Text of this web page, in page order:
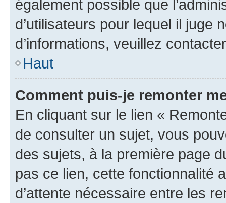
également possible que
d’utilisateurs pour lequel il juge
d’informations, veuillez
Haut
Comment puis-je remonter
En cliquant sur le lien «
de consulter un sujet, vous
des sujets, à la première page
pas ce lien, cette fonctionnalité
d’attente nécessaire entre les